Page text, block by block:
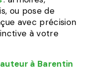
ou pose de
avec précision
à votre
à Barentin